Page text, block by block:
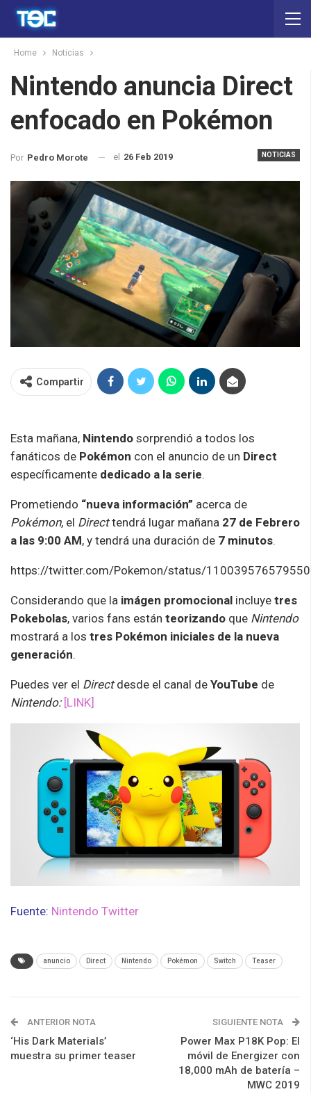
Home Noticias
Nintendo anuncia Direct
enfocado en Pokémon
NOTICIAS
Por Pedro Morote el 26 Feb 2019
Compartir
Esta mañana, Nintendo sorprendió a todos los
fanáticos de Pokémon con el anuncio de un Direct
específicamente dedicado a la serie.
Prometiendo “nueva información” acerca de
Pokémon, el Directtendrá lugar mañana 27 de Febrero
a las 9:00 AM, y tendrá una duración de 7 minutos.
https://twitter.com/Pokemon/status/
Considerando que la imágen promocional incluye tres
Pokebolas, varios fans están teorizando que Nintendo
mostrará a los tres Pokémon iniciales de la nueva
generación.
Puedes ver el Directdesde el canal de YouTube de
Nintendo: [LINK]
Fuente: Nintendo Twitter
anuncio Direct Nintendo Pokémon Switch Teaser
ANTERIOR NOTA
‘His Dark Materials’
muestra su primer teaser
SIGUIENTE NOTA
Power Max P18K Pop: El
móvil de Energizer con
18,000 mAh de batería –
MWC 2019